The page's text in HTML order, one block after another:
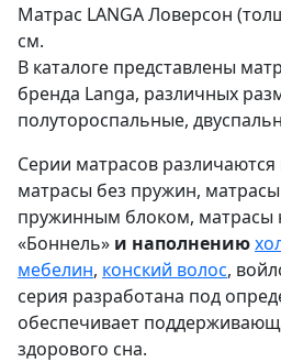
Матрас LANGA Ловерсон
см.
В каталоге представлены
бренда Langa, различных
полутороспальные,
Серии матрасов различаются
матрасы без пружин,
пружинным блоком, матрасы
«Боннель» и наполнению
мебелин, конский волос,
серия разработана под
обеспечивает
здорового сна.